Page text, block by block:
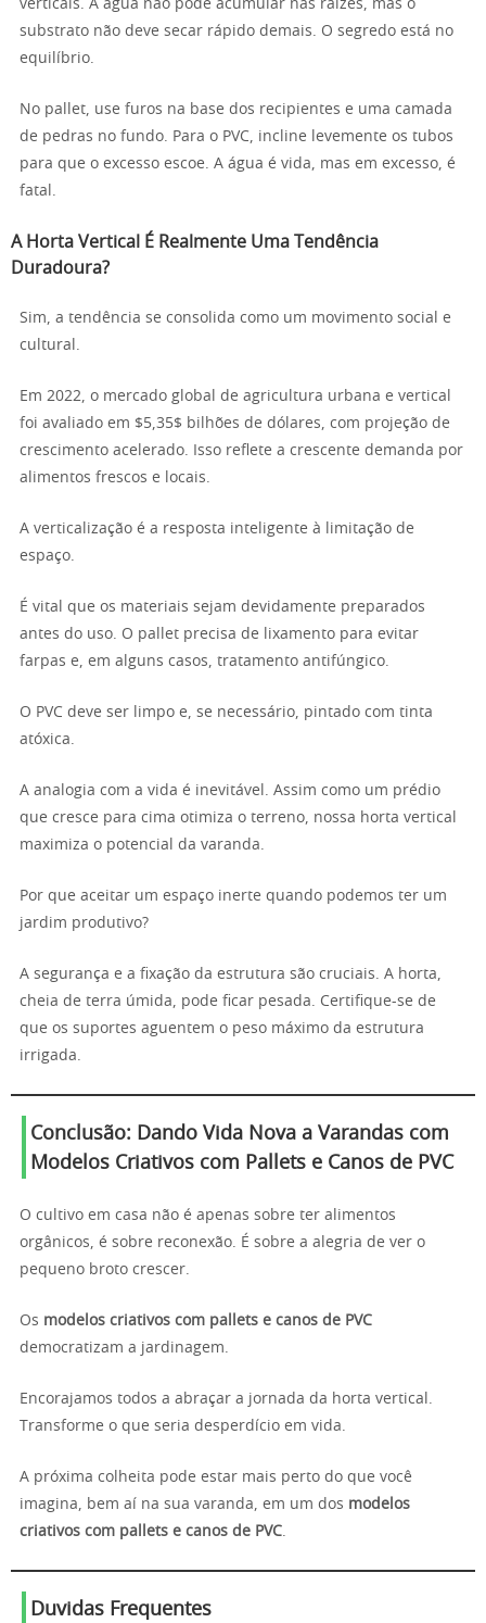
verticais. A água não pode acumular nas raízes, mas o
substrato não deve secar rápido demais. O segredo está no
equilíbrio.
No pallet, use furos na base dos recipientes e uma camada
de pedras no fundo. Para o PVC, incline levemente os tubos
para que o excesso escoe. A água é vida, mas em excesso, é
fatal.
A Horta Vertical É Realmente Uma Tendência
Duradoura?
Sim, a tendência se consolida como um movimento social e
cultural.
Em 2022, o mercado global de agricultura urbana e vertical
foi avaliado em $5,35$ bilhões de dólares, com projeção de
crescimento acelerado. Isso reflete a crescente demanda por
alimentos frescos e locais.
A verticalização é a resposta inteligente à limitação de
espaço.
É vital que os materiais sejam devidamente preparados
antes do uso. O pallet precisa de lixamento para evitar
farpas e, em alguns casos, tratamento antifúngico.
O PVC deve ser limpo e, se necessário, pintado com tinta
atóxica.
A analogia com a vida é inevitável. Assim como um prédio
que cresce para cima otimiza o terreno, nossa horta vertical
maximiza o potencial da varanda.
Por que aceitar um espaço inerte quando podemos ter um
jardim produtivo?
A segurança e a fixação da estrutura são cruciais. A horta,
cheia de terra úmida, pode ficar pesada. Certifique-se de
que os suportes aguentem o peso máximo da estrutura
irrigada.
Conclusão: Dando Vida Nova a Varandas com
Modelos Criativos com Pallets e Canos de PVC
O cultivo em casa não é apenas sobre ter alimentos
orgânicos, é sobre reconexão. É sobre a alegria de ver o
pequeno broto crescer.
Os modelos criativos com pallets e canos de PVC
democratizam a jardinagem.
Encorajamos todos a abraçar a jornada da horta vertical.
Transforme o que seria desperdício em vida.
A próxima colheita pode estar mais perto do que você
imagina, bem aí na sua varanda, em um dos modelos
criativos com pallets e canos de PVC.
Duvidas Frequentes